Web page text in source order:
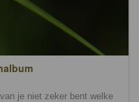
je niet zeker bent welke